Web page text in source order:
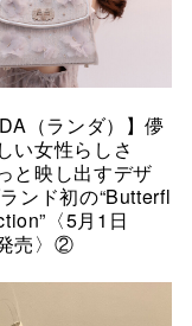
（ランダ）】儚
い女性らしさ
と映し出すデザ
ンド初の“Butterfl
〈5月1日
売〉②